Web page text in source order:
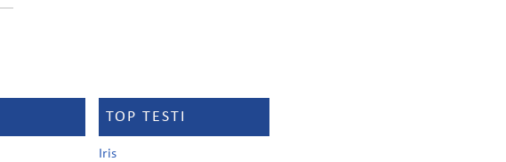
TOP TESTI
Iris